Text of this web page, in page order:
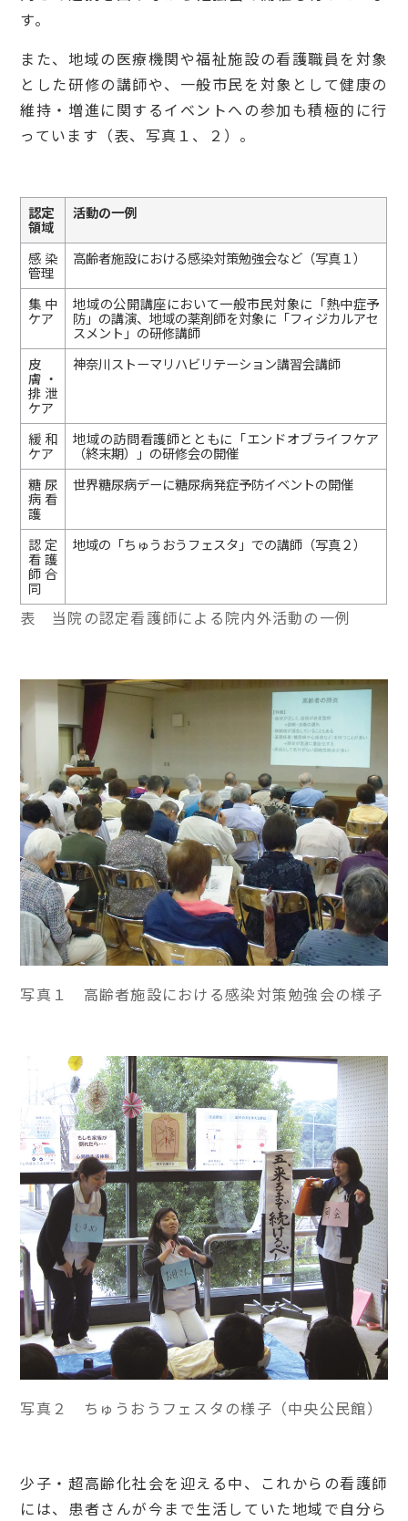
す。
また、地域の医療機関や福祉施設の看護職員を対象
とした研修の講師や、一般市民を対象として健康の
維持・増進に関するイベントへの参加も積極的に行
っています（表、写真１、２）。
認定
領域
活動の一例
感染
管理
高齢者施設における感染対策勉強会など（写真１）
集中
ケア
地域の公開講座において一般市民対象に「熱中症予
防」の講演、地域の薬剤師を対象に「フィジカルアセ
スメント」の研修講師
皮
膚・
排泄
ケア
神奈川ストーマリハビリテーション講習会講師
緩和
ケア
地域の訪問看護師とともに「エンドオブライフケア
（終末期）」の研修会の開催
糖尿
病看
護
世界糖尿病デーに糖尿病発症予防イベントの開催
認定
看護
師合
同
地域の「ちゅうおうフェスタ」での講師（写真２）
表 当院の認定看護師による院内外活動の一例
写真１ 高齢者施設における感染対策勉強会の様子
写真２ ちゅうおうフェスタの様子（中央公民館）
少子・超高齢化社会を迎える中、これからの看護師
には、患者さんが今まで生活していた地域で自分ら